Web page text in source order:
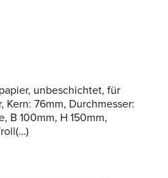
unbeschichtet, für
Kern: 76mm, Durchmesser:
B 100mm, H 150mm,